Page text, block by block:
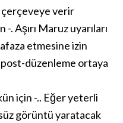
çerçeveye verir
-. Aşırı Maruz uyarıları
etmesine izin
düzenleme ortaya
için -.. Eğer yeterli
görüntü yaratacak